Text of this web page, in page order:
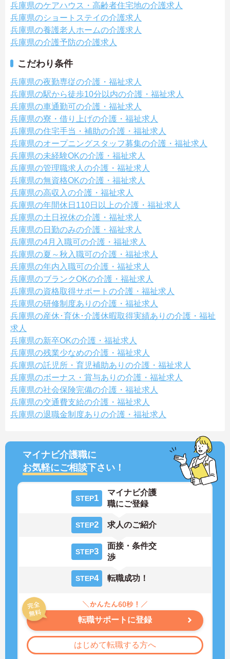
兵庫県のケアハウス・高齢者住宅地の介護求人
兵庫県のショートステイの介護求人
兵庫県の養護老人ホームの介護求人
兵庫県の介護予防の介護求人
こだわり条件
兵庫県の夜勤専従の介護・福祉求人
兵庫県の駅から徒歩10分以内の介護・福祉求人
兵庫県の車通勤可の介護・福祉求人
兵庫県の寮・借り上げの介護・福祉求人
兵庫県の住宅手当・補助の介護・福祉求人
兵庫県のオープニングスタッフ募集の介護・福祉求人
兵庫県の未経験OKの介護・福祉求人
兵庫県の管理職求人の介護・福祉求人
兵庫県の無資格OKの介護・福祉求人
兵庫県の高収入の介護・福祉求人
兵庫県の年間休日110日以上の介護・福祉求人
兵庫県の土日祝休の介護・福祉求人
兵庫県の日勤のみの介護・福祉求人
兵庫県の4月入職可の介護・福祉求人
兵庫県の夏～秋入職可の介護・福祉求人
兵庫県の年内入職可の介護・福祉求人
兵庫県のブランクOKの介護・福祉求人
兵庫県の資格取得サポートの介護・福祉求人
兵庫県の研修制度ありの介護・福祉求人
兵庫県の産休･育休･介護休暇取得実績ありの介護・福祉
求人
兵庫県の新卒OKの介護・福祉求人
兵庫県の残業少なめの介護・福祉求人
兵庫県の託児所・育児補助ありの介護・福祉求人
兵庫県のボーナス・賞与ありの介護・福祉求人
兵庫県の社会保険完備の介護・福祉求人
兵庫県の交通費支給の介護・福祉求人
兵庫県の退職金制度ありの介護・福祉求人
マイナビ介護職に
お気軽にご相談下さい！
STEP1
マイナビ介護
職にご登録
STEP2 求人のご紹介
STEP3
面接・条件交
渉
STEP4 転職成功！
転職サポートに登録
はじめて転職する方へ